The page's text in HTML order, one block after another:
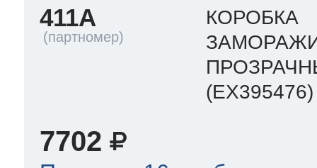
411A
КОРОБКА
(EX395476)
7702